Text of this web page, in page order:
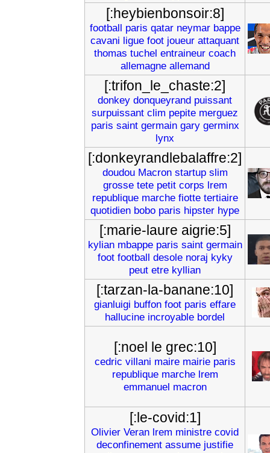
[:heybienbonsoir:8]
football paris qatar neymar bappe
cavani ligue foot joueur attaquant
thomas tuchel entraineur coach
allemagne allemand
[:trifon_le_chaste:2]
donkey donqueyrand puissant
surpuissant clim pepite merguez
paris saint germain gary germinx
lynx
[:donkeyrandlebalaffre:2]
doudou Macron startup slim
grosse tete petit corps lrem
republique marche fiotte tertiaire
quotidien bobo paris hipster hype
[:marie-laure aigrie:5]
kylian mbappe paris saint germain
foot football desole noraj kyky
peut etre kyllian
[:tarzan-la-banane:10]
gianluigi buffon foot paris effare
hallucine incroyable bordel
[:noel le grec:10]
cedric villani maire mairie paris
republique marche lrem
emmanuel macron
[:le-covid:1]
Olivier Veran lrem ministre covid
deconfinement assume justifie